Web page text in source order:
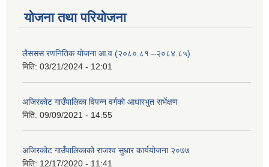
योजना तथा परियोजना
लैससस रणनितिक योजना आ.व (२०८०.८१ –२०८४.८५)
मिति: 03/21/2024 - 12:01
अजिरकाेट गाउँपालिका विपन्न वर्गकाे आधारभुत सर्भेक्षण
मिति: 09/09/2021 - 14:55
अजिरकोट गाउँपालिकाको राजश्व सुधार कार्ययोजना २०७७
मिति: 12/17/2020 - 11:41